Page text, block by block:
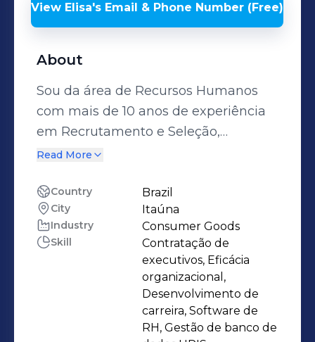
View Elisa's Email & Phone Number (Free)
About
Sou da área de Recursos Humanos
com mais de 10 anos de experiência
em Recrutamento e Seleção,
Desenvolvimento Organizacional
Gestão de Cargos e Salários. Já atuei
na implementação de estratégias
para atração e retenção de talentos,
análise de mercado salarial,
estruturação de planos de carreira e
desenvolvimento de programas de
treinamento e avaliação de
desempenho . Apaixonada pela
Read More
Country Brazil
City Itaúna
Industry Consumer Goods
Skill
Contratação de
executivos, Eficácia
organizacional,
Desenvolvimento de
carreira, Software de
RH, Gestão de banco de